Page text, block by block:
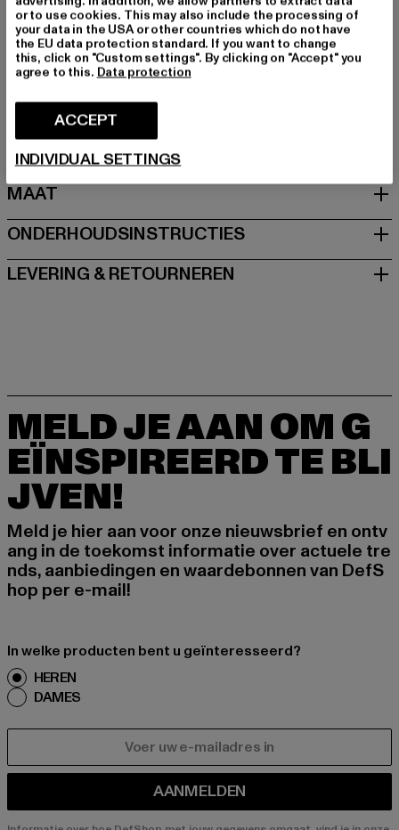
Kleur fabrikant: white
Materiële samenstelling: 100% Katoen
Art.Nr: FAV-Q126-CGWT-025-00220
Info@favelaclothing.com
MAAT
ONDERHOUDSINSTRUCTIES
LEVERING & RETOURNEREN
MELD JE AAN OM G
EÏNSPIREERD TE BLI
JVEN!
Meld je hier aan voor onze nieuwsbrief en ontv
ang in de toekomst informatie over actuele tre
nds, aanbiedingen en waardebonnen van DefS
hop per e-mail!
In welke producten bent u geïnteresseerd?
HEREN
DAMES
AANMELDEN
or to use cookies. This may also include the processing of
your data in the USA or other countries which do not have
the EU data protection standard. If you want to change
this, click on "Custom settings". By clicking on "Accept" you
agree to this. Data protection
ACCEPT
INDIVIDUAL SETTINGS